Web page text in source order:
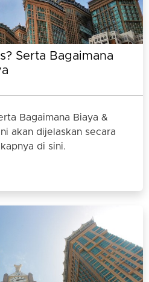
Serta Bagaimana
Bagaimana Biaya &
akan dijelaskan secara
di sini.